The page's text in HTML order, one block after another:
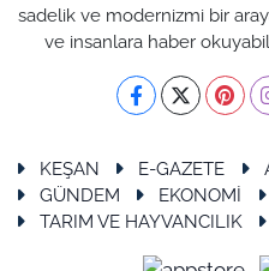
sadelik ve modernizmi bir
ve insanlara haber
KEŞAN E-GAZETE
GÜNDEM
EKONOMİ
TARIM VE HAYVANCILIK